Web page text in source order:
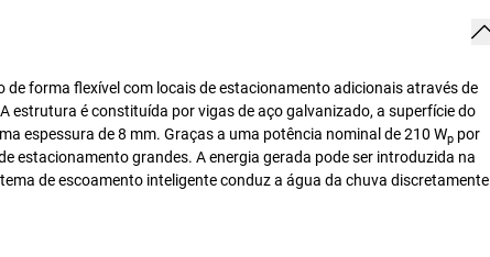
forma flexível com locais de estacionamento adicionais através de
é constituída por vigas de aço galvanizado, a superfície do
espessura de 8 mm. Graças a uma potência nominal de 210 Wp por
estacionamento grandes. A energia gerada pode ser introduzida na
de escoamento inteligente conduz a água da chuva discretamente